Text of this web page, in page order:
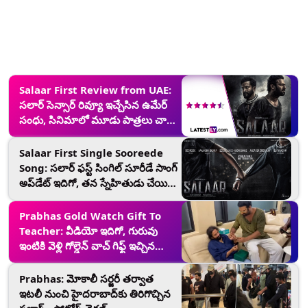
Salaar First Review from UAE:
సలార్ సెన్సార్ రివ్యూ ఇచ్చేసిన ఉమేర్
సంధు, సినిమాలో మూడు పాత్రలు చాలా
గట్టిగా పని చేస్తాయంటూ ఏకంగా 4/5
రేటింగ్
Salaar First Single Sooreede
Song: సలార్ ఫస్ట్‌ సింగిల్‌ సూరీడే సాంగ్
అప్‌డేట్ ఇదిగో, తన స్నేహితుడు చేయి
పట్టుకుని సలార్ తీసుకువెళుతున్నట్లుగా
సాంగ్
Prabhas Gold Watch Gift To
Teacher: వీడియో ఇదిగో, గురువు
ఇంటికి వెళ్లి గోల్డెన్‌ వాచ్ గిఫ్ట్‌ ఇచ్చిన
ప్రభాస్‌, ఇది నిజమైన బంగారం అంటూ..
Prabhas: మోకాలీ సర్జరీ తర్వాత
ఇటలీ నుంచి హైదరాబాద్‌కు తిరిగొచ్చిన